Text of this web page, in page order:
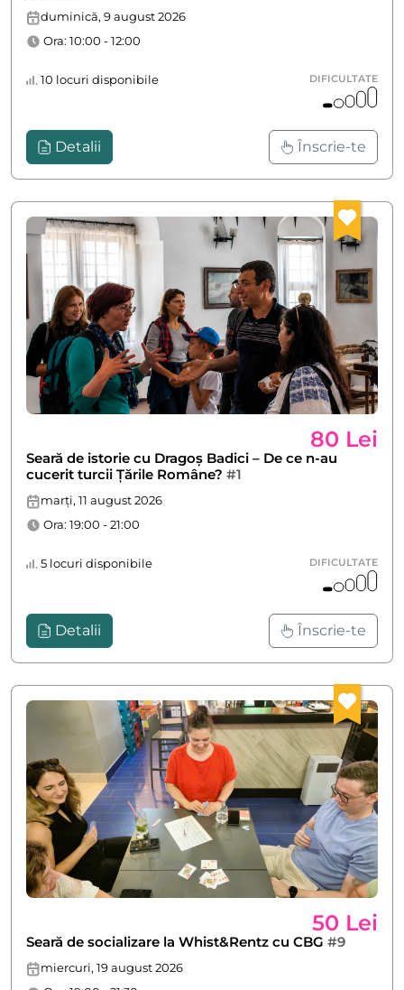
duminică, 9 august 2026
Ora: 10:00 - 12:00
10 locuri disponibile DIFICULTATE
Detalii Înscrie-te
80 Lei
Seară de istorie cu Dragoș Badici – De ce n-au
cucerit turcii Țările Române? #1
marți, 11 august 2026
Ora: 19:00 - 21:00
5 locuri disponibile DIFICULTATE
Detalii Înscrie-te
50 Lei
Seară de socializare la Whist&Rentz cu CBG #9
miercuri, 19 august 2026